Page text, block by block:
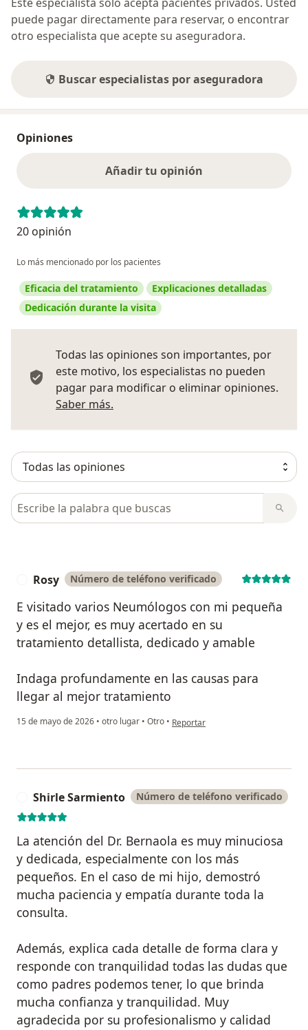
puede pagar directamente para reservar, o encontrar
otro especialista que acepte su aseguradora.
Buscar especialistas por aseguradora
Opiniones
Añadir tu opinión
20 opinión
Lo más mencionado por los pacientes
Eficacia del tratamiento
Explicaciones detalladas
Dedicación durante la visita
Todas las opiniones son importantes, por
este motivo, los especialistas no pueden
pagar para modificar o eliminar opiniones.
Saber más.
Busca en opiniones
Rosy Número de teléfono verificado
E visitado varios Neumólogos con mi pequeña
y es el mejor, es muy acertado en su
tratamiento detallista, dedicado y amable
Indaga profundamente en las causas para
llegar al mejor tratamiento
15 de mayo de 2026 • otro lugar • Otro • en opinión del usuario Rosy
Reportar
Shirle Sarmiento Número de teléfono verificado
La atención del Dr. Bernaola es muy minuciosa
y dedicada, especialmente con los más
pequeños. En el caso de mi hijo, demostró
mucha paciencia y empatía durante toda la
consulta.
Además, explica cada detalle de forma clara y
responde con tranquilidad todas las dudas que
como padres podemos tener, lo que brinda
mucha confianza y tranquilidad. Muy
agradecida por su profesionalismo y calidad